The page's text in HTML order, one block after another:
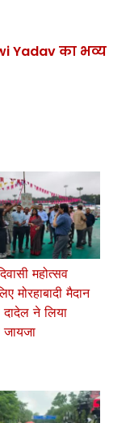
Yadav का भव्य
महोत्सव
मोरहाबादी मैदान
दादेल ने लिया
जायजा